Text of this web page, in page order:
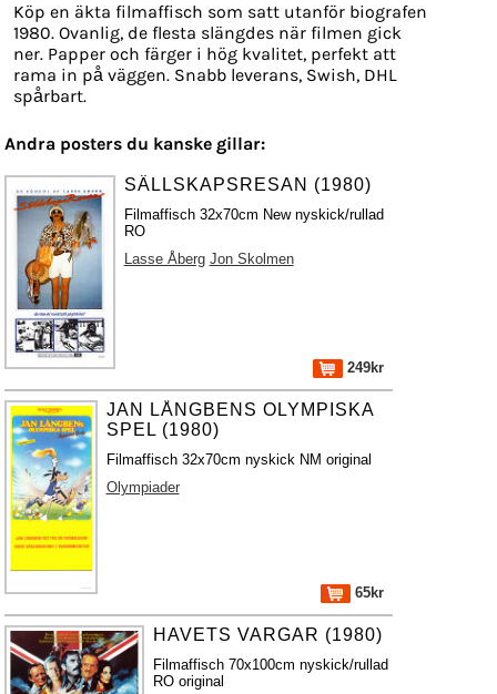
Köp en äkta filmaffisch som satt utanför biografen
1980. Ovanlig, de flesta slängdes när filmen gick
ner. Papper och färger i hög kvalitet, perfekt att
rama in på väggen. Snabb leverans, Swish, DHL
spårbart.
Andra posters du kanske gillar:
SÄLLSKAPSRESAN (1980)
Filmaffisch 32x70cm New nyskick/rullad
RO
Lasse Åberg Jon Skolmen
249kr
JAN LÅNGBENS OLYMPISKA
SPEL (1980)
Filmaffisch 32x70cm nyskick NM original
Olympiader
65kr
HAVETS VARGAR (1980)
Filmaffisch 70x100cm nyskick/rullad
RO original